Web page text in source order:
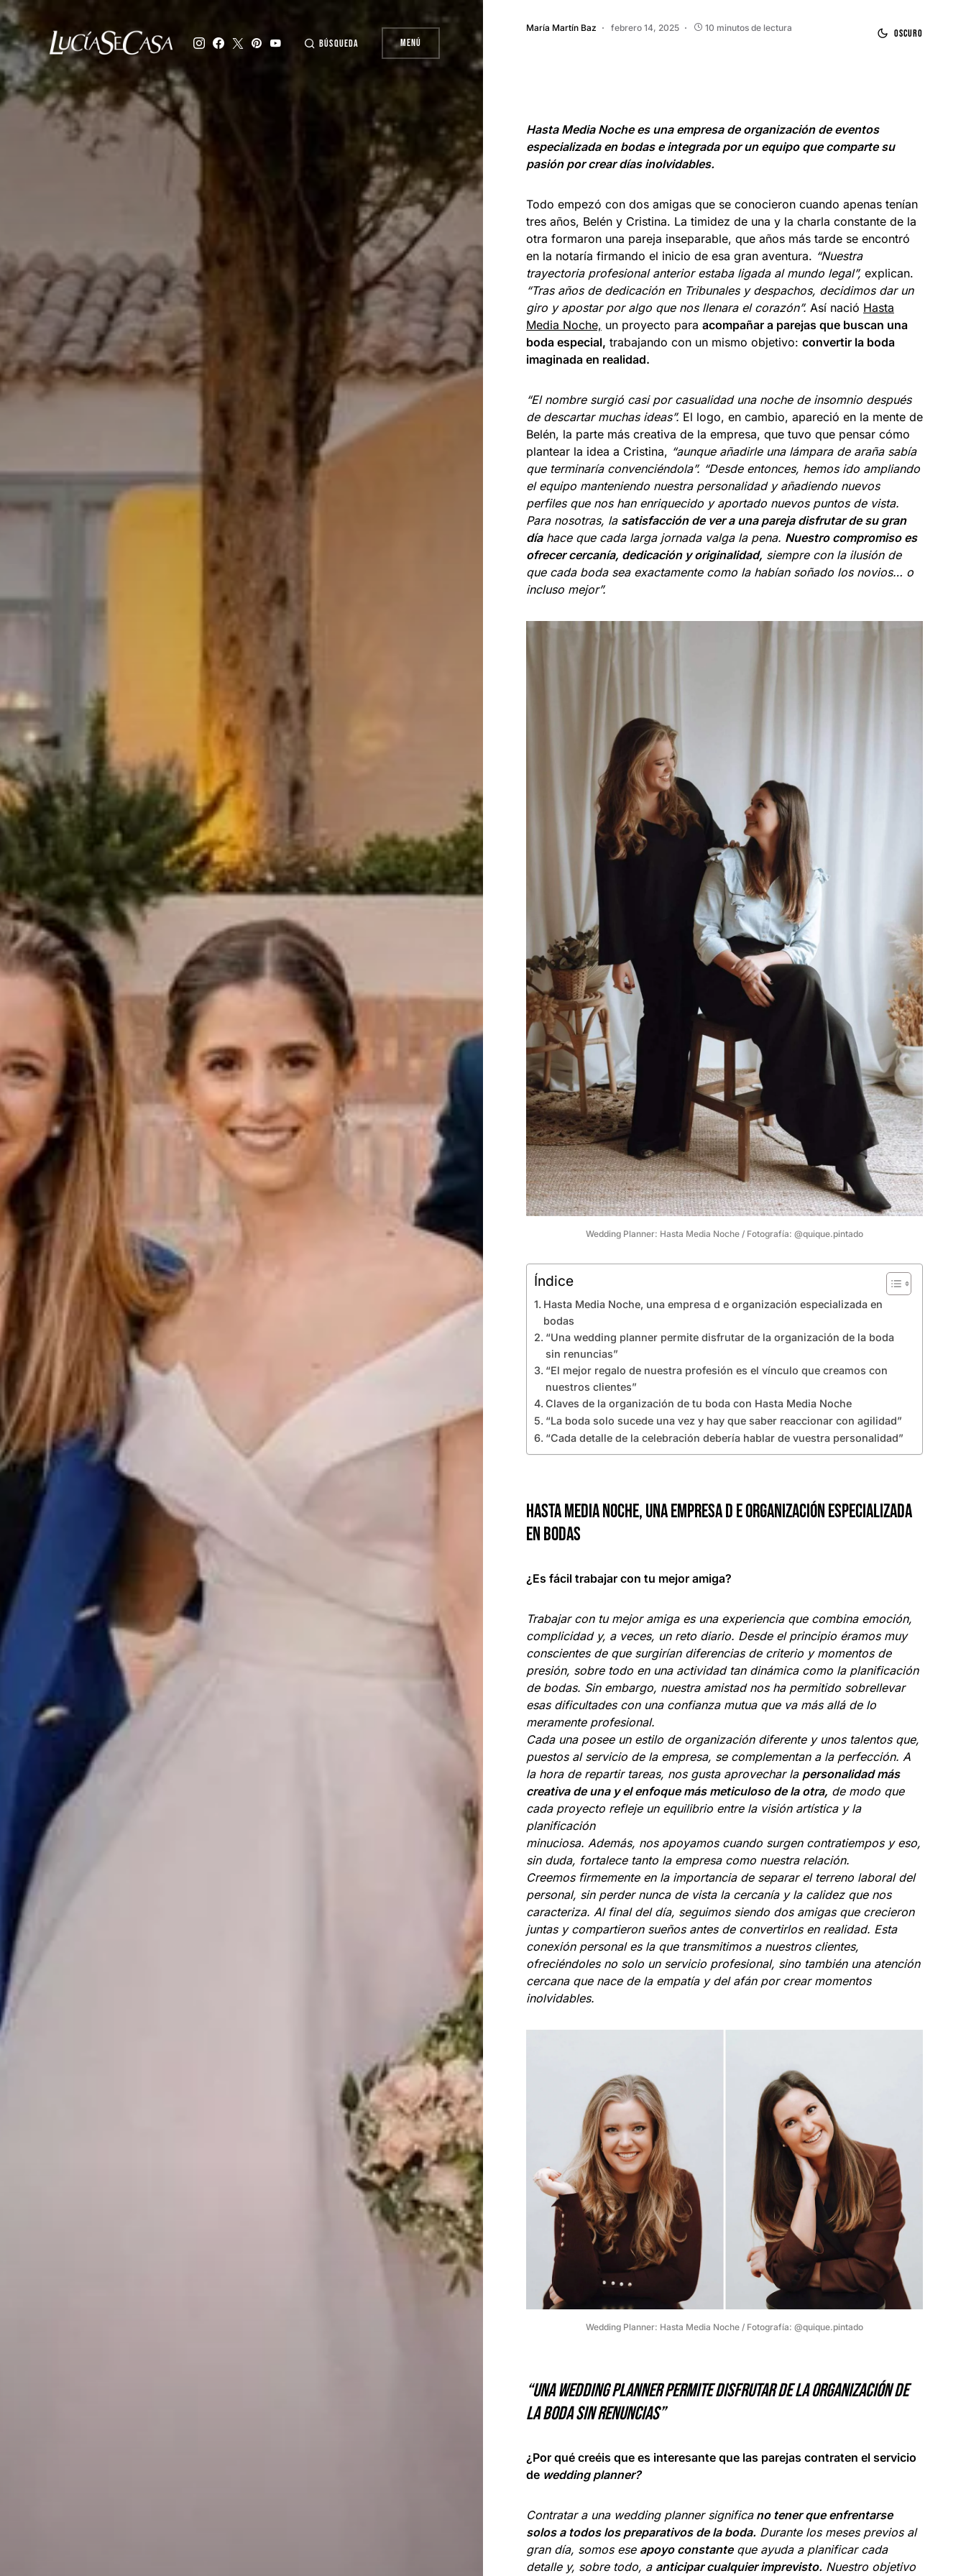
Búsqueda Menú
María Martín Baz febrero 14, 2025 10 minutos de lectura Oscuro
Hasta Media Noche es una empresa de organización de eventos
especializada en bodas e integrada por un equipo que comparte su
pasión por crear días inolvidables.
Todo empezó con dos amigas que se conocieron cuando apenas tenían
tres años, Belén y Cristina. La timidez de una y la charla constante de la
otra formaron una pareja inseparable, que años más tarde se encontró
en la notaría firmando el inicio de esa gran aventura. “Nuestra
trayectoria profesional anterior estaba ligada al mundo legal”, explican.
“Tras años de dedicación en Tribunales y despachos, decidimos dar un
giro y apostar por algo que nos llenara el corazón”. Así nació Hasta
Media Noche, un proyecto para acompañar a parejas que buscan una
boda especial, trabajando con un mismo objetivo: convertir la boda
imaginada en realidad.
“El nombre surgió casi por casualidad una noche de insomnio después
de descartar muchas ideas”. El logo, en cambio, apareció en la mente de
Belén, la parte más creativa de la empresa, que tuvo que pensar cómo
plantear la idea a Cristina, “aunque añadirle una lámpara de araña sabía
que terminaría convenciéndola”. “Desde entonces, hemos ido ampliando
el equipo manteniendo nuestra personalidad y añadiendo nuevos
perfiles que nos han enriquecido y aportado nuevos puntos de vista.
Para nosotras, la satisfacción de ver a una pareja disfrutar de su gran
díahace que cada larga jornada valga la pena. Nuestro compromiso es
ofrecer cercanía, dedicación y originalidad, siempre con la ilusión de
que cada boda sea exactamente como la habían soñado los novios… o
incluso mejor”.
Wedding Planner: Hasta Media Noche / Fotografía: @quique.pintado
Índice
Hasta Media Noche, una empresa d e organización especializada en
bodas
“Una wedding planner permite disfrutar de la organización de la boda
sin renuncias”
“El mejor regalo de nuestra profesión es el vínculo que creamos con
nuestros clientes”
Claves de la organización de tu boda con Hasta Media Noche
“La boda solo sucede una vez y hay que saber reaccionar con agilidad”
“Cada detalle de la celebración debería hablar de vuestra personalidad”
Hasta Media Noche, una empresa d e organización especializada
en bodas
¿Es fácil trabajar con tu mejor amiga?
Trabajar con tu mejor amiga es una experiencia que combina emoción,
complicidad y, a veces, un reto diario. Desde el principio éramos muy
conscientes de que surgirían diferencias de criterio y momentos de
presión, sobre todo en una actividad tan dinámica como la planificación
de bodas. Sin embargo, nuestra amistad nos ha permitido sobrellevar
esas dificultades con una confianza mutua que va más allá de lo
meramente profesional.
Cada una posee un estilo de organización diferente y unos talentos que,
puestos al servicio de la empresa, se complementan a la perfección. A
la hora de repartir tareas, nos gusta aprovechar la personalidad más
creativa de una y el enfoque más meticuloso de la otra, de modo que
cada proyecto refleje un equilibrio entre la visión artística y la
planificación
minuciosa. Además, nos apoyamos cuando surgen contratiempos y eso,
sin duda, fortalece tanto la empresa como nuestra relación.
Creemos firmemente en la importancia de separar el terreno laboral del
personal, sin perder nunca de vista la cercanía y la calidez que nos
caracteriza. Al final del día, seguimos siendo dos amigas que crecieron
juntas y compartieron sueños antes de convertirlos en realidad. Esta
conexión personal es la que transmitimos a nuestros clientes,
ofreciéndoles no solo un servicio profesional, sino también una atención
cercana que nace de la empatía y del afán por crear momentos
inolvidables.
Wedding Planner: Hasta Media Noche / Fotografía: @quique.pintado
“Una wedding planner permite disfrutar de la organización de
la boda sin renuncias”
¿Por qué creéis que es interesante que las parejas contraten el servicio
de wedding planner?
Contratar a una wedding planner significano tener que enfrentarse
solos a todos los preparativos de la boda. Durante los meses previos al
gran día, somos ese apoyo constanteque ayuda a planificar cada
detalle y, sobre todo, a anticipar cualquier imprevisto. Nuestro objetivo